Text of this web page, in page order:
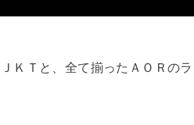
ＫＴと、全て揃ったＡＯＲのラ